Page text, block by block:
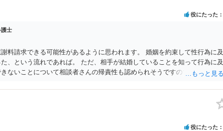
役にたった
護士
料請求できる可能性があるように思われます。 婚姻を約束して性行為に及
、という流れであれば。 ただ、相手が結婚していることを知って行為に及
ないことについて相談者さんの帰責性も認められそうですので、あまり慰
役にたった